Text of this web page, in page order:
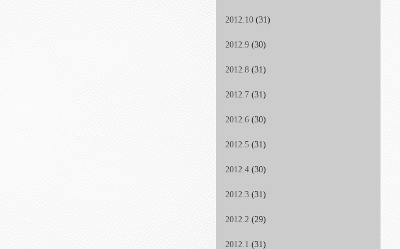
2012.10 (31)
2012.9 (30)
2012.8 (31)
2012.7 (31)
2012.6 (30)
2012.5 (31)
2012.4 (30)
2012.3 (31)
2012.2 (29)
2012.1 (31)